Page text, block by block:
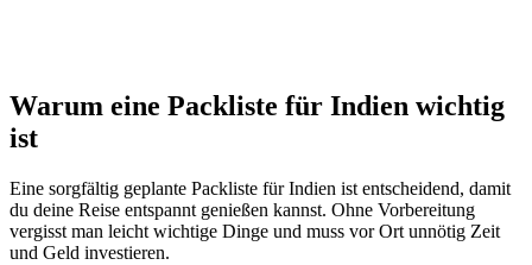
Warum eine Packliste für Indien wichtig
ist
Eine sorgfältig geplante Packliste für Indien ist entscheidend, damit
du deine Reise entspannt genießen kannst. Ohne Vorbereitung
vergisst man leicht wichtige Dinge und muss vor Ort unnötig Zeit
und Geld investieren.